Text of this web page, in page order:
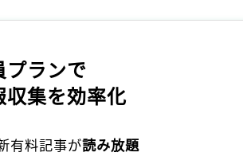
プランで
集を効率化
有料記事が読み放題